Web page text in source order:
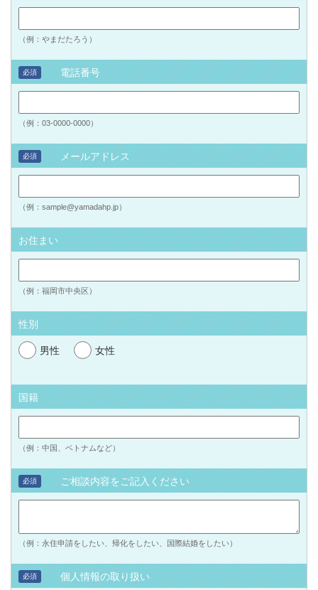
（例：やまだたろう）
電話番号
必須
（例：03-0000-0000）
メールアドレス
必須
（例：sample@yamadahp.jp）
お住まい
（例：福岡市中央区）
性別
男性 女性
国籍
（例：中国、ベトナムなど）
ご相談内容をご記入ください
必須
（例：永住申請をしたい、帰化をしたい、国際結婚をしたい）
個人情報の取り扱い
必須